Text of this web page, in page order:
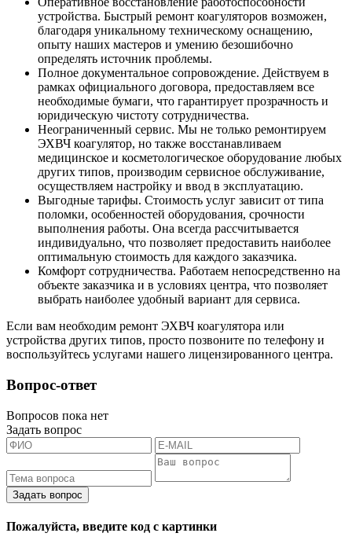
устройства. Быстрый ремонт коагуляторов возможен,
благодаря уникальному техническому оснащению,
опыту наших мастеров и умению безошибочно
определять источник проблемы.
Полное документальное сопровождение. Действуем в
рамках официального договора, предоставляем все
необходимые бумаги, что гарантирует прозрачность и
юридическую чистоту сотрудничества.
Неограниченный сервис. Мы не только ремонтируем
ЭХВЧ коагулятор, но также восстанавливаем
медицинское и косметологическое оборудование любых
других типов, производим сервисное обслуживание,
осуществляем настройку и ввод в эксплуатацию.
Выгодные тарифы. Стоимость услуг зависит от типа
поломки, особенностей оборудования, срочности
выполнения работы. Она всегда рассчитывается
индивидуально, что позволяет предоставить наиболее
оптимальную стоимость для каждого заказчика.
Комфорт сотрудничества. Работаем непосредственно на
объекте заказчика и в условиях центра, что позволяет
выбрать наиболее удобный вариант для сервиса.
Если вам необходим ремонт ЭХВЧ коагулятора или
устройства других типов, просто позвоните по телефону и
воспользуйтесь услугами нашего лицензированного центра.
Вопрос-ответ
Вопросов пока нет
Задать вопрос
Задать вопрос
Пожалуйста, введите код с картинки